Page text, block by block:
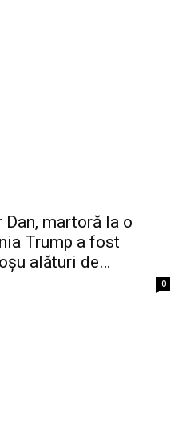
martoră la o
Trump a fost
alături de…
0